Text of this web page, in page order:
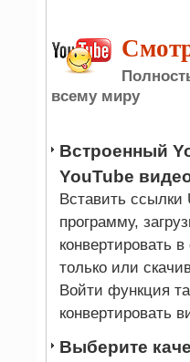
всему миру
Встроенный
YouTube
Вставить ссылки
программу,
конвертировать
только или
Войти функция
конвертировать
Выберите